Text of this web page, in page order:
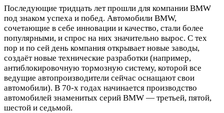
Последующие тридцать лет прошли для компании BMW
под знаком успеха и побед. Автомобили BMW,
сочетающие в себе инновации и качество, стали более
популярными, и спрос на них значительно вырос. С тех
пор и по сей день компания открывает новые заводы,
создаёт новые технические разработки (например,
антиблокировочную тормозную систему, которой все
ведущие автопроизводители сейчас оснащают свои
автомобили). В 70-х годах начинается производство
автомобилей знаменитых серий BMW — третьей, пятой,
шестой и седьмой.